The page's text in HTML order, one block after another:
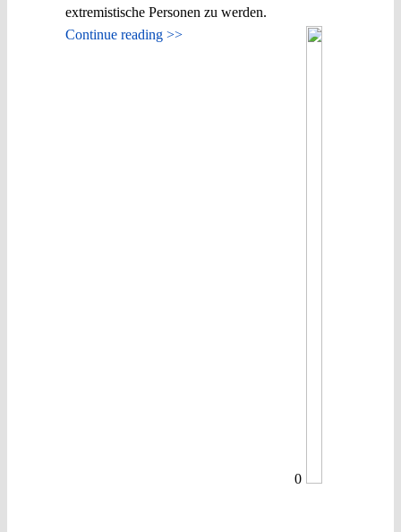
extremistische Personen zu werden.
Continue reading >>
0